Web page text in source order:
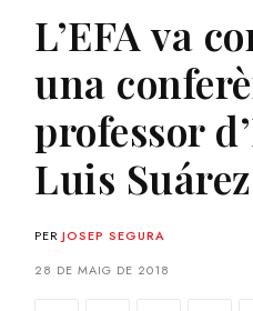
L’EFA va
una
professor
Luis Suárez
PER JOSEP SEGURA
28 DE MAIG DE 2018